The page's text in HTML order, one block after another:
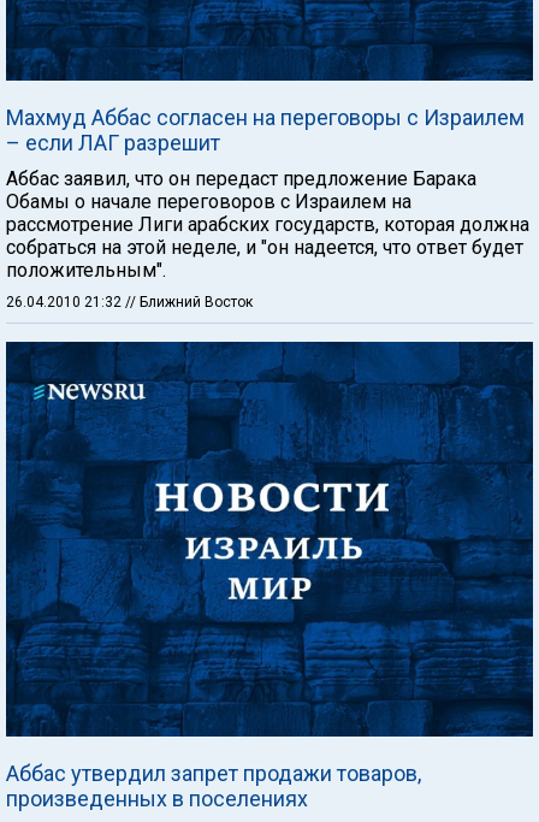
Махмуд Аббас согласен на переговоры с Израилем
– если ЛАГ разрешит
Аббас заявил, что он передаст предложение Барака
Обамы о начале переговоров с Израилем на
рассмотрение Лиги арабских государств, которая должна
собраться на этой неделе, и "он надеется, что ответ будет
положительным".
26.04.2010 21:32 // Ближний Восток
Аббас утвердил запрет продажи товаров,
произведенных в поселениях